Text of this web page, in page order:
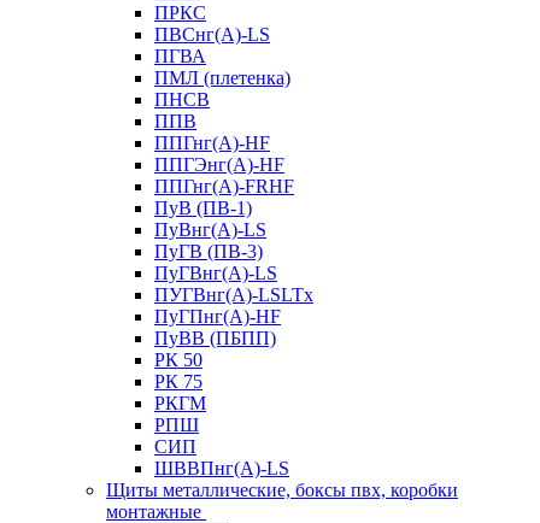
ПРКС
ПВСнг(А)-LS
ПГВА
ПМЛ (плетенка)
ПНСВ
ППВ
ППГнг(А)-HF
ППГЭнг(А)-HF
ППГнг(А)-FRHF
ПуВ (ПВ-1)
ПуВнг(А)-LS
ПуГВ (ПВ-3)
ПуГВнг(А)-LS
ПУГВнг(А)-LSLTx
ПуГПнг(А)-HF
ПуВВ (ПБПП)
РК 50
РК 75
РКГМ
РПШ
СИП
ШВВПнг(А)-LS
Щиты металлические, боксы пвх, коробки
монтажные